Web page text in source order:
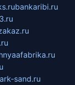
bankaribi.ru
sand.ru